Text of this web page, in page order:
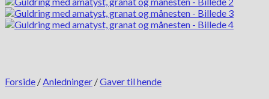
Forside /Anledninger /Gaver til hende